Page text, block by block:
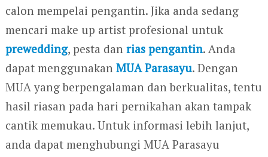
calon mempelai pengantin. Jika anda sedang
mencari make up artist profesional untuk
prewedding, pesta dan rias pengantin. Anda
dapat menggunakan MUA Parasayu. Dengan
MUA yang berpengalaman dan berkualitas, tentu
hasil riasan pada hari pernikahan akan tampak
cantik memukau. Untuk informasi lebih lanjut,
anda dapat menghubungi MUA Parasayu